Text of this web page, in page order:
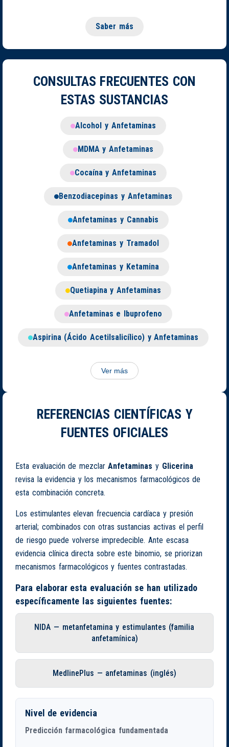
Saber más
CONSULTAS FRECUENTES CON
ESTAS SUSTANCIAS
Alcohol y Anfetaminas
MDMA y Anfetaminas
Cocaína y Anfetaminas
Benzodiacepinas y Anfetaminas
Anfetaminas y Cannabis
Anfetaminas y Tramadol
Anfetaminas y Ketamina
Quetiapina y Anfetaminas
Anfetaminas e Ibuprofeno
Aspirina (Ácido Acetilsalicílico) y Anfetaminas
Ver más
REFERENCIAS CIENTÍFICAS Y
FUENTES OFICIALES
Esta evaluación de mezclarAnfetaminas y Glicerina
revisa la evidencia y los mecanismos farmacológicos de
esta combinación concreta.
Los estimulantes elevan frecuencia cardíaca y presión
arterial; combinados con otras sustancias activas el perfil
de riesgo puede volverse impredecible. Ante escasa
evidencia clínica directa sobre este binomio, se priorizan
mecanismos farmacológicos y fuentes contrastadas.
Para elaborar esta evaluación se han utilizado
específicamente las siguientes fuentes:
NIDA — metanfetamina y estimulantes (familia
anfetamínica)
MedlinePlus — anfetaminas (inglés)
Nivel de evidencia
Predicción farmacológica fundamentada